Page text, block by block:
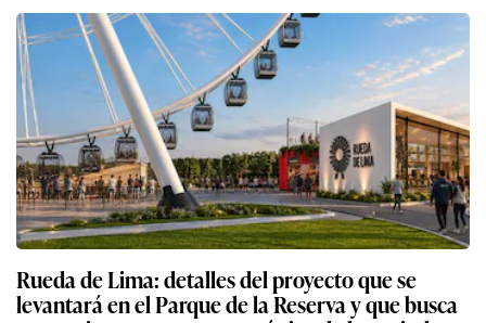
Rueda de Lima: detalles del proyecto que se
levantará en el Parque de la Reserva y que busca